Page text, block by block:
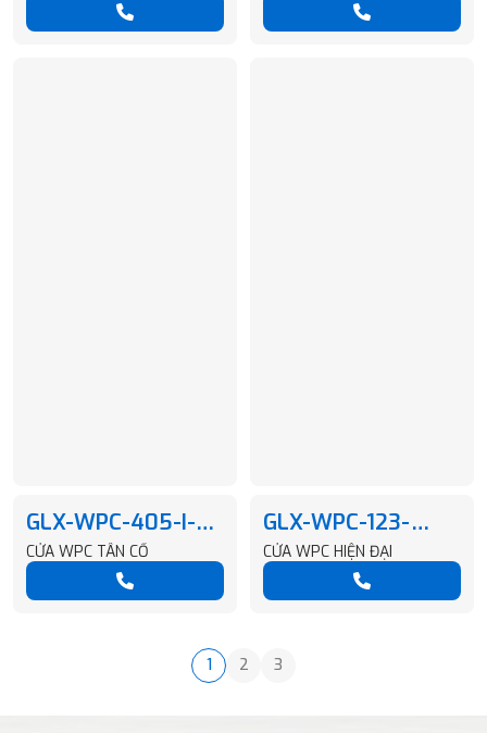
GLX-WPC-405-I-
T136-B61-01
CỬA WPC TÂN CỔ
GLX-WPC-123-
KAT35-70
CỬA WPC HIỆN ĐẠI
1 2 3